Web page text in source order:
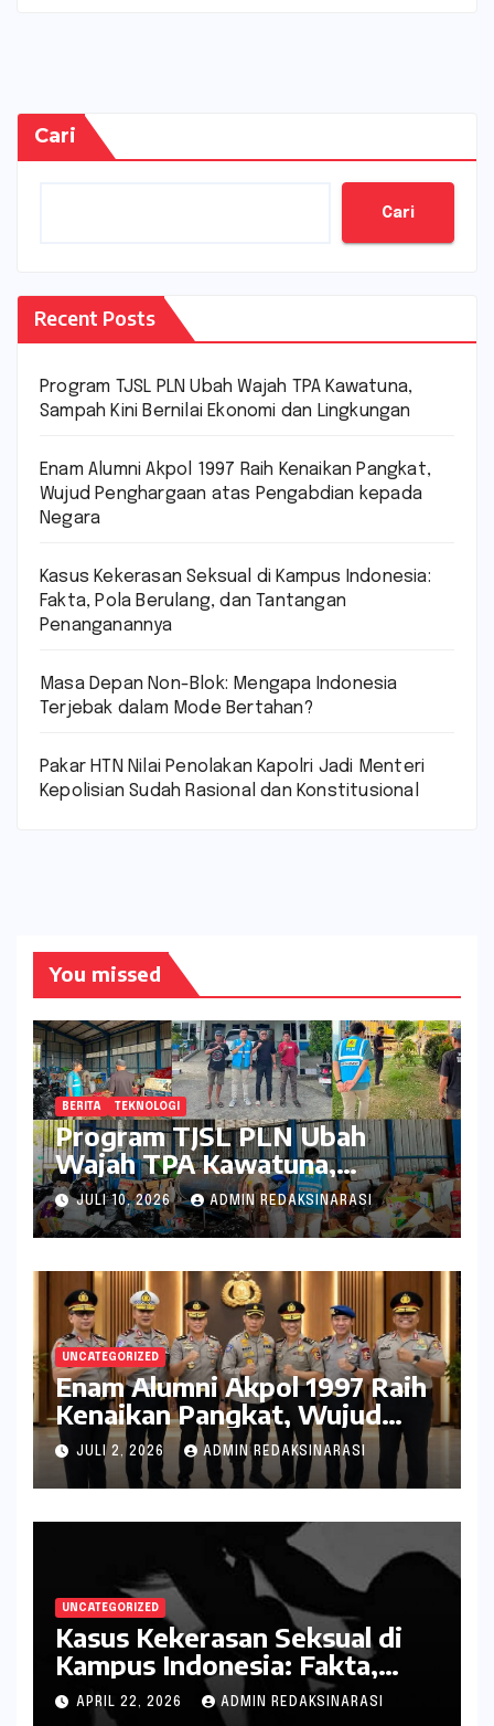
Cari
Cari
Recent Posts
Program TJSL PLN Ubah Wajah TPA Kawatuna,
Sampah Kini Bernilai Ekonomi dan Lingkungan
Enam Alumni Akpol 1997 Raih Kenaikan Pangkat,
Wujud Penghargaan atas Pengabdian kepada
Negara
Kasus Kekerasan Seksual di Kampus Indonesia:
Fakta, Pola Berulang, dan Tantangan
Penanganannya
Masa Depan Non-Blok: Mengapa Indonesia
Terjebak dalam Mode Bertahan?
Pakar HTN Nilai Penolakan Kapolri Jadi Menteri
Kepolisian Sudah Rasional dan Konstitusional
You missed
BERITA TEKNOLOGI
Program TJSL PLN Ubah
Wajah TPA Kawatuna,
Sampah Kini Bernilai Ekonomi
dan Lingkungan
JULI 10, 2026 ADMIN REDAKSINARASI
UNCATEGORIZED
Enam Alumni Akpol 1997 Raih
Kenaikan Pangkat, Wujud
Penghargaan atas Pengabdian
kepada Negara
JULI 2, 2026 ADMIN REDAKSINARASI
UNCATEGORIZED
Kasus Kekerasan Seksual di
Kampus Indonesia: Fakta,
Pola Berulang, dan Tantangan
Penanganannya
APRIL 22, 2026 ADMIN REDAKSINARASI